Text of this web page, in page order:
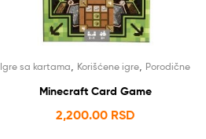
Igre sa kartama Korišćene igre Porodične
Minecraft Card Game
2,200.00 RSD